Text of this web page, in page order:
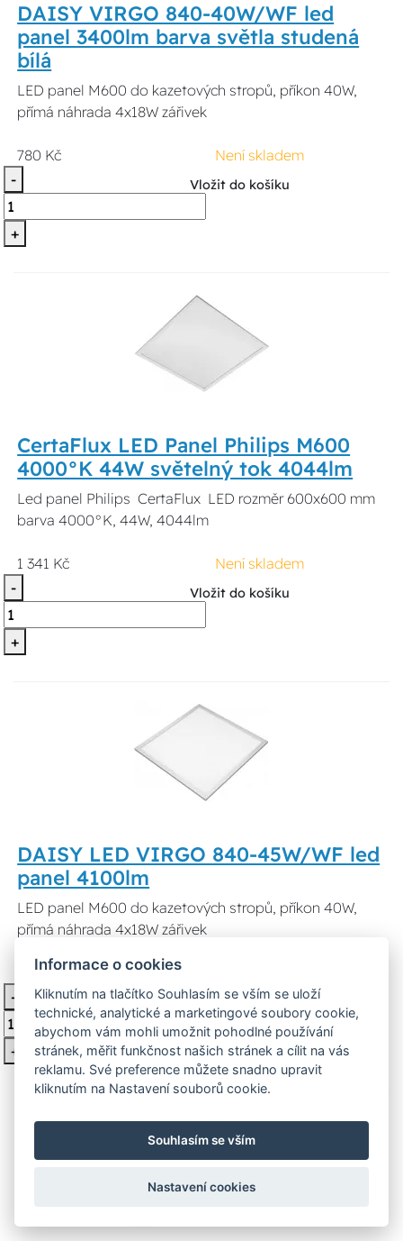
DAISY VIRGO 840-40W/WF led
panel 3400lm barva světla studená
bílá
LED panel M600 do kazetových stropů, příkon 40W,
přímá náhrada 4x18W zářivek
780 Kč
Není skladem
-
+
Vložit do košíku
CertaFlux LED Panel Philips M600
4000°K 44W světelný tok 4044lm
Led panel Philips CertaFlux LED rozměr 600x600 mm
barva 4000°K, 44W, 4044lm
1 341 Kč
Není skladem
-
+
Vložit do košíku
DAISY LED VIRGO 840-45W/WF led
panel 4100lm
LED panel M600 do kazetových stropů, příkon 40W,
přímá náhrada 4x18W zářivek
1 663 Kč
-
+
Vložit do košíku
Informace o cookies
Kliknutím na tlačítko Souhlasím se vším se uloží
technické, analytické a marketingové soubory cookie,
abychom vám mohli umožnit pohodlné používání
stránek, měřit funkčnost našich stránek a cílit na vás
reklamu. Své preference můžete snadno upravit
kliknutím na Nastavení souborů cookie.
Souhlasím se vším
Nastavení cookies